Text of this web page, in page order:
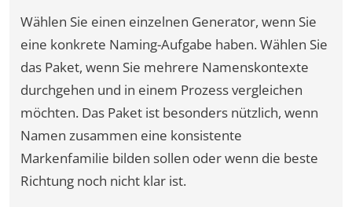
Wählen Sie einen einzelnen Generator, wenn Sie
eine konkrete Naming-Aufgabe haben. Wählen Sie
das Paket, wenn Sie mehrere Namenskontexte
durchgehen und in einem Prozess vergleichen
möchten. Das Paket ist besonders nützlich, wenn
Namen zusammen eine konsistente
Markenfamilie bilden sollen oder wenn die beste
Richtung noch nicht klar ist.